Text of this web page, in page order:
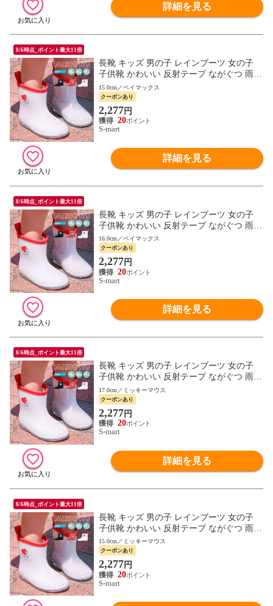
詳細を見る
8/6時点_ポイント最大11倍
長靴 キッズ 男の子 レインブーツ 女の子
子供靴 かわいい 反射テープ ながぐつ 雨具
通園 ディズニー ミッキー ミニー ベイマッ
クス RIBT
15.0cm／ベイマックス
クーポンあり
2,277円
20
S-mart
詳細を見る
8/6時点_ポイント最大11倍
長靴 キッズ 男の子 レインブーツ 女の子
子供靴 かわいい 反射テープ ながぐつ 雨具
通園 ディズニー ミッキー ミニー ベイマッ
クス RIBT
16.0cm／ベイマックス
クーポンあり
2,277 円
20
S-mart
詳細を見る
8/6時点_ポイント最大11倍
長靴 キッズ 男の子 レインブーツ 女の子
子供靴 かわいい 反射テープ ながぐつ 雨具
通園 ディズニー ミッキー ミニー ベイマッ
クス RIBT
17.0cm／ミッキーマウス
クーポンあり
2,277円
20
S-mart
詳細を見る
8/6時点_ポイント最大11倍
長靴 キッズ 男の子 レインブーツ 女の子
子供靴 かわいい 反射テープ ながぐつ 雨具
通園 ディズニー ミッキー ミニー ベイマッ
クス RIBT
15.0cm／ミッキーマウス
クーポンあり
2,277 円
20
S-mart